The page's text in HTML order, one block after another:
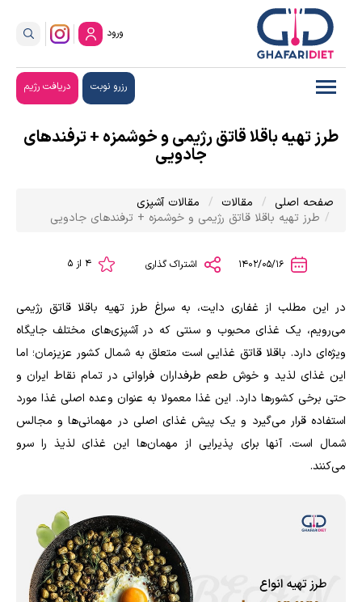
ورود
رزرو نوبت دریافت رژیم
طرز تهیه باقلا قاتق رژیمی و خوشمزه + ترفندهای
جادویی
صفحه اصلی مقالات
مقالات آشپزی
طرز تهیه باقلا قاتق رژیمی و خوشمزه + ترفندهای جادویی
اشتراک گذاری
در این مطلب از غفاری دایت، به سراغ طرز تهیه باقلا قاتق رژیمی
می‌رویم، یک غذای محبوب و سنتی که در آشپزی‌های مختلف جایگاه
ویژه‌ای دارد. باقلا قاتق غذایی است متعلق به شمال کشور عزیزمان؛ اما
این غذای لذید و خوش طعم طرفداران فراوانی در تمام نقاط ایران و
حتی برخی کشورها دارد. این غذا معمولا به عنوان وعده اصلی غذا مورد
استفاده قرار می‌گیرد و یک پیش غذای اصلی در مهمانی‌ها و مجالس
شمال است. آنها برای پذیرایی از مهمان‌ها این غذای لذیذ را سرو
می‌کنند.